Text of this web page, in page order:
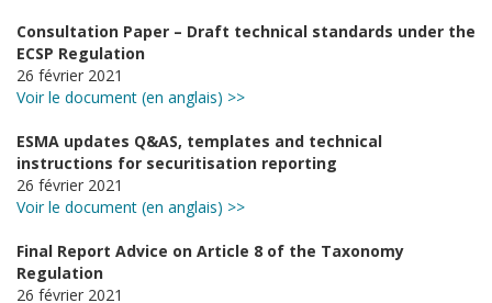
Consultation Paper – Draft technical standards under the
ECSP Regulation
26 février 2021
Voir le document (en anglais) >>
ESMA updates Q&AS, templates and technical
instructions for securitisation reporting
26 février 2021
Voir le document (en anglais) >>
Final Report Advice on Article 8 of the Taxonomy
Regulation
26 février 2021